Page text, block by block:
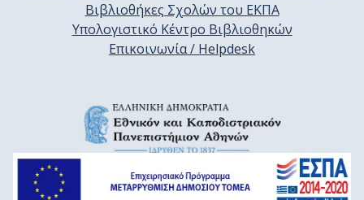
Βιβλιοθήκες Σχολών του ΕΚΠΑ
Υπολογιστικό Κέντρο Βιβλιοθηκών
Επικοινωνία / Helpdesk